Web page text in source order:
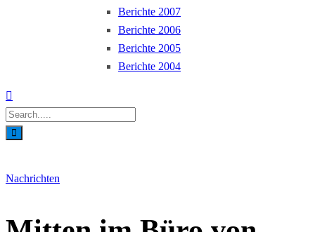
Berichte 2007
Berichte 2006
Berichte 2005
Berichte 2004
Nachrichten